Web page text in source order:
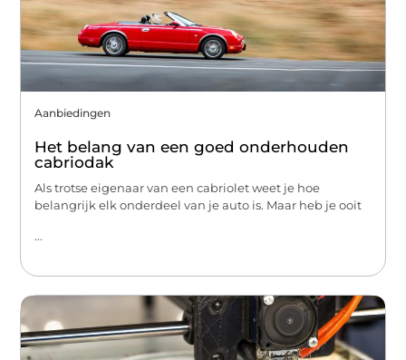
Aanbiedingen
Het belang van een goed onderhouden
cabriodak
Als trotse eigenaar van een cabriolet weet je hoe
belangrijk elk onderdeel van je auto is. Maar heb je ooit
...